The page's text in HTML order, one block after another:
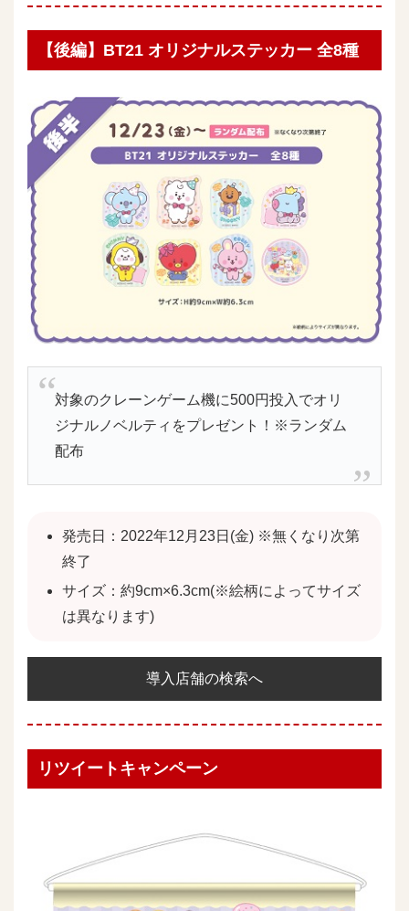
【後編】BT21 オリジナルステッカー 全8種
対象のクレーンゲーム機に500円投入でオリ
ジナルノベルティをプレゼント！※ランダム
配布
発売日：2022年12月23日(金) ※無くなり次第
終了
サイズ：約9cm×6.3cm(※絵柄によってサイズ
は異なります)
導入店舗の検索へ
リツイートキャンペーン